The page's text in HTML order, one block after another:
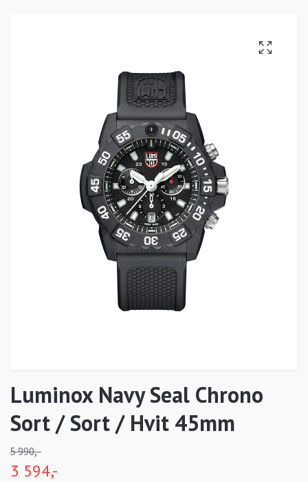
Luminox Navy Seal Chrono
Sort / Sort / Hvit 45mm
5 990,-
3 594,-